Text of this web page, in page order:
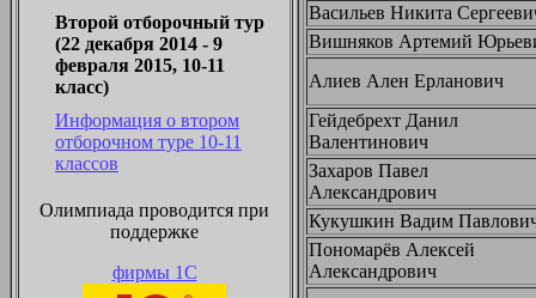
Второй отборочный тур
(22 декабря 2014 - 9
февраля 2015, 10-11
класс)
Информация о втором
отборочном туре 10-11
классов
Олимпиада проводится при
поддержке
фирмы 1С
Васильев Никита
Вишняков Артемий
Алиев Ален Ерланович
Гейдебрехт Данил
Валентинович
Захаров Павел
Александрович
Кукушкин Вадим
Пономарёв Алексей
Александрович